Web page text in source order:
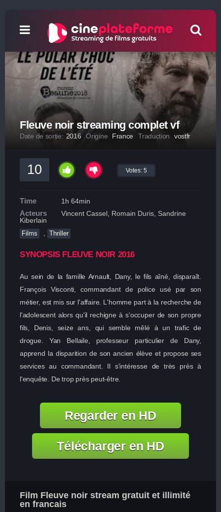
Fleuve noir streaming complet vf
Date de sortie: 2016 Origine France Traduction vostfr
10 Votes: 5
Time 1h 64min
Acteurs
Vincent Cassel, Romain Duris, Sandrine
Kiberlain
Films Thriller
SYNOPSIS FLEUVE NOIR 2016
Au sein de la famille Arnault, Dany, le fils aîné, disparaît.
François Visconti, commandant de police usé par son
métier, est mis sur l'affaire. L'homme part à la recherche de
l'adolescent alors qu'il rechigne à s'occuper de son propre
fils, Denis, seize ans, qui semble mêlé à un trafic de
drogue. Yan Bellaile, professeur particulier de Dany,
apprend la disparition de son ancien élève et propose ses
services au commandant. Il s'intéresse de très près à
l'enquête. De trop près peut-être.
Regarder en HD
Télécharger en HD
Film Fleuve noir stream gratuit et illimité
en francais